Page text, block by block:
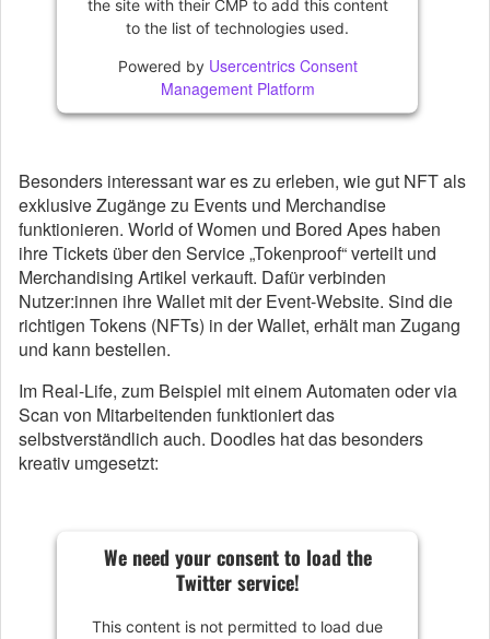
the site with their CMP to add this content
to the list of technologies used.
Powered by Usercentrics Consent
Management Platform
Besonders interessant war es zu erleben, wie gut NFT als
exklusive Zugänge zu Events und Merchandise
funktionieren. World of Women und Bored Apes haben
ihre Tickets über den Service „Tokenproof“ verteilt und
Merchandising Artikel verkauft. Dafür verbinden
Nutzer:innen ihre Wallet mit der Event-Website. Sind die
richtigen Tokens (NFTs) in der Wallet, erhält man Zugang
und kann bestellen.
Im Real-Life, zum Beispiel mit einem Automaten oder via
Scan von Mitarbeitenden funktioniert das
selbstverständlich auch. Doodles hat das besonders
kreativ umgesetzt:
We need your consent to load the
Twitter service!
This content is not permitted to load due